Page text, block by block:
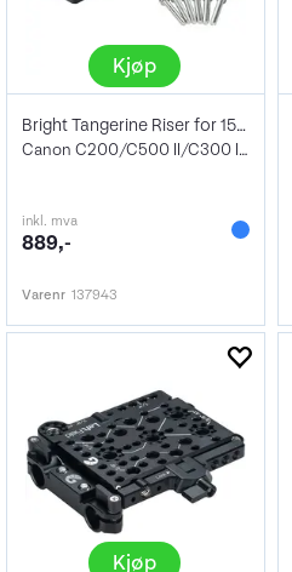
Kjøp
Bright Tangerine Riser for 15mm Basepl
Canon C200/C500 II/C300 III/C700
inkl. mva
889,-
Varenr 137943
Kjøp